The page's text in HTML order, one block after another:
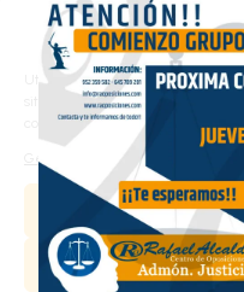
Gestionar
de las
Utilizamos cookies propias y de
sitio web y personalizar el
configurarlas según sus
Gestionar los servicios
Contacta
¡Te
952 359 582/+34 645